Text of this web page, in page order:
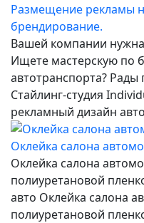
Размещение рекламы
брендирование.
Вашей компании
Ищете мастерскую по
автотранспорта? Рады
Стайлинг-студия
рекламный дизайн
Оклейка салона
Оклейка салона
полиуретановой
авто Оклейка салона
полиуретановой